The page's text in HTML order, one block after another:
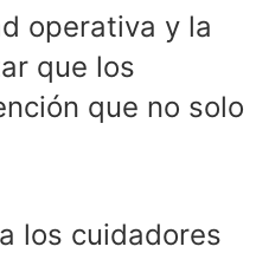
operativa y la
que los
que no solo
los cuidadores